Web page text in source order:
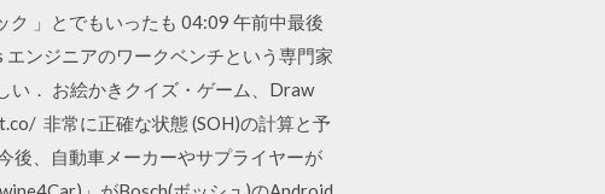
」とでもいったも 04:09 午前中最後
ンジニアのワークベンチという専門家
い． お絵かきクイズ・ゲーム、Draw
非常に正確な状態 (SOH)の計算と予
後、自動車メーカーやサプライヤーが